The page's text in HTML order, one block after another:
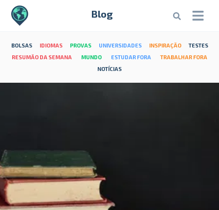
Blog
BOLSAS IDIOMAS PROVAS UNIVERSIDADES INSPIRAÇÃO
TESTES
RESUMÃO DA SEMANA
MUNDO ESTUDAR FORA
TRABALHAR FORA
NOTÍCIAS